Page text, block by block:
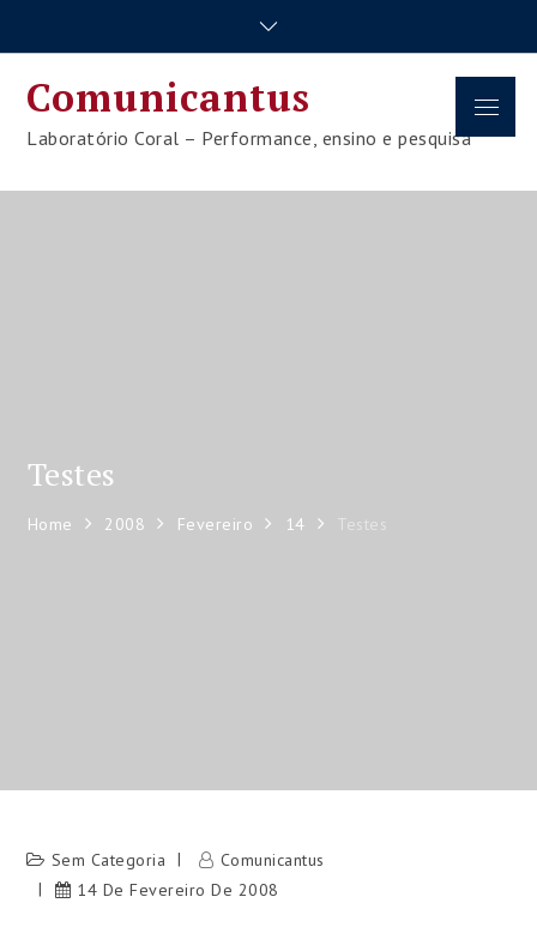
Comunicantus
Laboratório Coral – Performance, ensino e pesquisa
Menu
Testes
Home 2008 Fevereiro 14 Testes
Sem Categoria
Comunicantus
14 De Fevereiro De 2008